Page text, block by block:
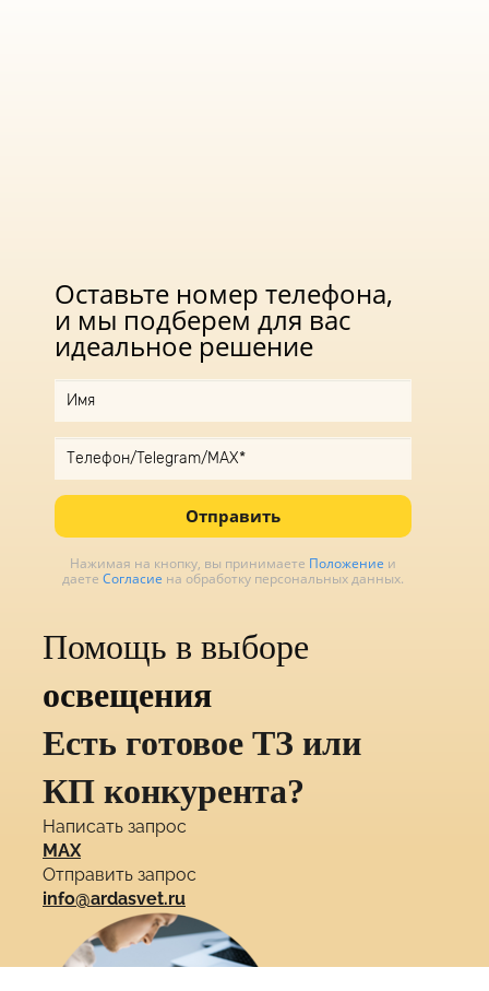
Оставьте номер телефона,
и мы подберем для вас
идеальное решение
Отправить
Нажимая на кнопку, вы принимаете Положение и
даете Согласие на обработку персональных данных.
Помощь в выборе
освещения
Есть готовое ТЗ или
КП конкурента?
Написать запрос
MAX
Отправить запрос
info@ardasvet.ru